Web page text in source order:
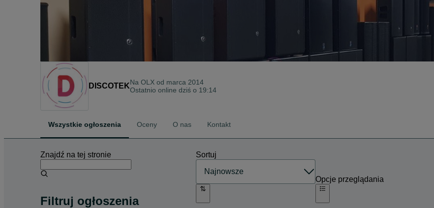
DISCOTEKNa OLX od marca 2014
Ostatnio online dziś o 19:14
Wszystkie ogłoszenia Oceny O nas Kontakt
Znajdź na tej stronie
Filtruj ogłoszenia
Sortuj
Opcje przeglądania